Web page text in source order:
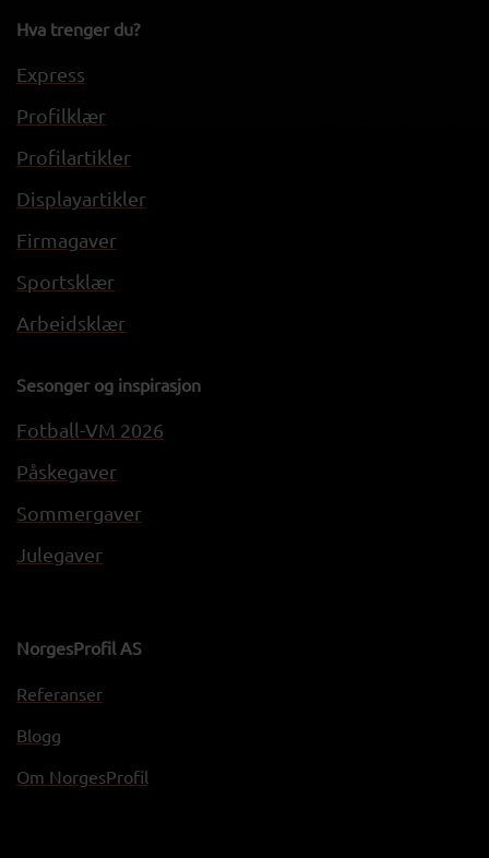
Hva trenger du?
Express
Profilklær
Profilartikler
Displayartikler
Firmagaver
Sportsklær
Arbeidsklær
Sesonger og inspirasjon
Fotball-VM 2026
Påskegaver
Sommergaver
Julegaver
NorgesProfil AS
Referanser
Blogg
Om NorgesProfil